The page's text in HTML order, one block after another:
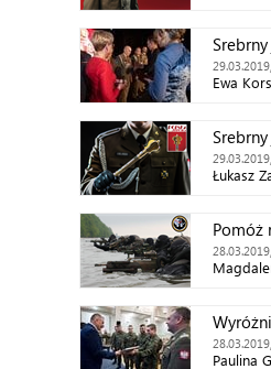
Ewa
Łukasz
Pomóż
Paulina